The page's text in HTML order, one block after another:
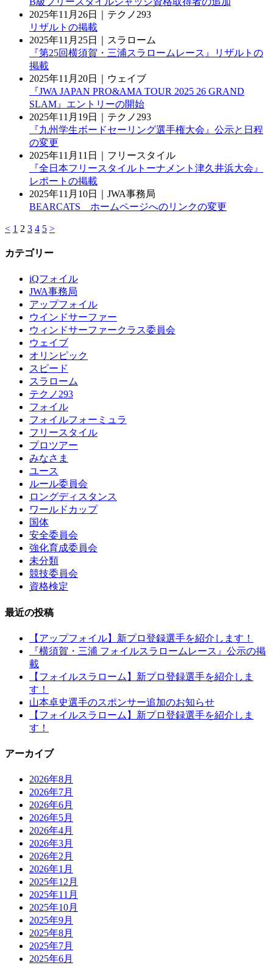
2025年11月26日｜テクノ293
リザルトの掲載
2025年11月25日｜スラローム
『第25回横須賀・三浦スラロームレース』リザルトの
掲載
2025年11月20日｜ウェイブ
『JWA JAPAN PRO&AMA TOUR 2025 26 GRAND
SLAM』エントリーの開始
2025年11月19日｜テクノ293
『九州学生ボードセーリング選手権大会』公示と日程
の変更
2025年11月11日｜フリースタイル
『全日本フリースタイルトーナメント津久井浜大会』
レポートの掲載
2025年11月10日｜JWA事務局
BEARCATS ホームページへのリンクの変更
< 1 2 3 4 5 >
カテゴリー
iQフォイル
JWA事務局
アップフォイル
ウインドサーファー
ウィンドサーファークラス委員会
ウェイブ
オリンピック
スピード
スラローム
テクノ293
フォイル
フォイルフォーミュラ
フリースタイル
プロツアー
みなさま
ユース
ルール委員会
ロングディスタンス
ワールドカップ
国体
安全委員会
強化育成委員会
未分類
競技委員会
資格検定
最近の投稿
【アップフォイル】新プロ登録選手を紹介します！
『横須賀・三浦 フォイルスラロームレース』公示の掲
載
【フォイルスラローム】新プロ登録選手を紹介しま
す！
山本卓史選手のスポンサー追加のお知らせ
【フォイルスラローム】新プロ登録選手を紹介しま
す！
アーカイブ
2026年8月
2026年7月
2026年6月
2026年5月
2026年4月
2026年3月
2026年2月
2026年1月
2025年12月
2025年11月
2025年10月
2025年9月
2025年8月
2025年7月
2025年6月